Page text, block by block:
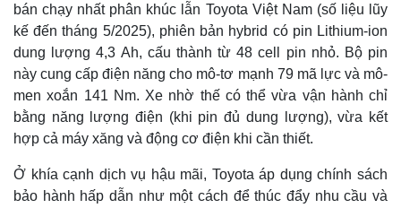
Pháp luật
Tin nóng
Tư vấn luật
Quân sự - Quốc phòng
Vũ khí
Việt Nam
Phân tích
bán chạy nhất phân khúc lẫn Toyota Việt Nam (số liệu lũy
kế đến tháng 5/2025), phiên bản hybrid có pin Lithium-ion
dung lượng 4,3 Ah, cấu thành từ 48 cell pin nhỏ. Bộ pin
này cung cấp điện năng cho mô-tơ mạnh 79 mã lực và mô-
men xoắn 141 Nm. Xe nhờ thế có thể vừa vận hành chỉ
bằng năng lượng điện (khi pin đủ dung lượng), vừa kết
hợp cả máy xăng và động cơ điện khi cần thiết.
Ở khía cạnh dịch vụ hậu mãi, Toyota áp dụng chính sách
bảo hành hấp dẫn như một cách để thúc đẩy nhu cầu và